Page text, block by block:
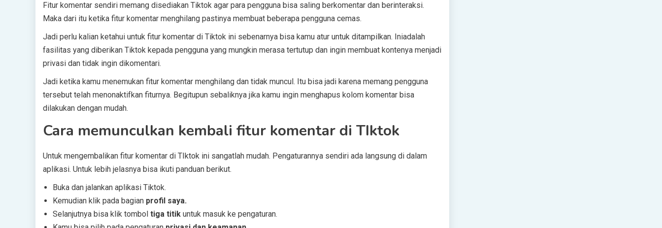
Fitur komentar sendiri memang disediakan Tiktok agar para pengguna bisa saling berkomentar dan berinteraksi.
Maka dari itu ketika fitur komentar menghilang pastinya membuat beberapa pengguna cemas.
Jadi perlu kalian ketahui untuk fitur komentar di Tiktok ini sebenarnya bisa kamu atur untuk ditampilkan. Iniadalah
fasilitas yang diberikan Tiktok kepada pengguna yang mungkin merasa tertutup dan ingin membuat kontenya menjadi
privasi dan tidak ingin dikomentari.
Jadi ketika kamu menemukan fitur komentar menghilang dan tidak muncul. Itu bisa jadi karena memang pengguna
tersebut telah menonaktifkan fiturnya. Begitupun sebaliknya jika kamu ingin menghapus kolom komentar bisa
dilakukan dengan mudah.
Cara memunculkan kembali fitur komentar di TIktok
Untuk mengembalikan fitur komentar di TIktok ini sangatlah mudah. Pengaturannya sendiri ada langsung di dalam
aplikasi. Untuk lebih jelasnya bisa ikuti panduan berikut.
Buka dan jalankan aplikasi Tiktok.
Kemudian klik pada bagian profil saya.
Selanjutnya bisa klik tombol tiga titik untuk masuk ke pengaturan.